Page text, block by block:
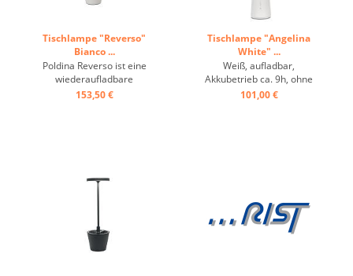
Tischlampe "Reverso"
Bianco ...
Poldina Reverso ist eine
wiederaufladbare
batteriebetriebene
Ladung. ...
153,50 €
Tischlampe "Angelina
White" ...
Weiß, aufladbar,
Akkubetrieb ca. 9h, ohne
Stecker, Innenbereich ...
101,00 €